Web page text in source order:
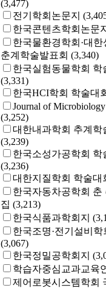
(3,477)
전기학회논문지
한국콘텐츠학회논문지
한국물환경학회·대
춘계학술발표회 (3,340)
한국실험동물학회 학
(3,331)
한국HCI학회 학술대
Journal of
(3,252)
대한내과학회 추계학
(3,239)
한국소성가공학회 학
(3,236)
대한지질학회 학술대
한국자동차공학회 춘
집 (3,213)
한국식품과학회지
한국조명·전기설비
(3,067)
한국정밀공학회지
학습자중심교과교육
제어로봇시스템학회